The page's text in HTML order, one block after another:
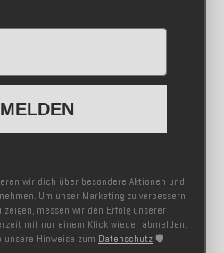
wir dich über besondere Aktionen und
Um unser Marketing zu verbessern
messen wir den Erfolg unserer
mit nur einem Klick wieder abmelden.
unsere Hinweise zum Datenschutz 🛡️